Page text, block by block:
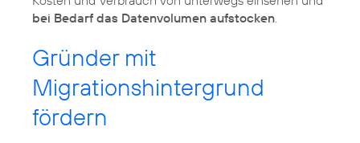
bei Bedarf das Datenvolumen aufstocken
Gründer mit
Migrationshintergrund
fördern